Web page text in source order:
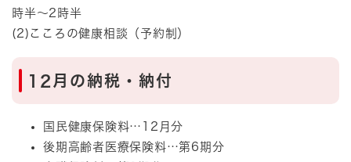
時半～2時半
(2)こころの健康相談（予約制）
12月の納税・納付​​
​​国民健康保険料…12月分
後期高齢者医療保険料…第6期分